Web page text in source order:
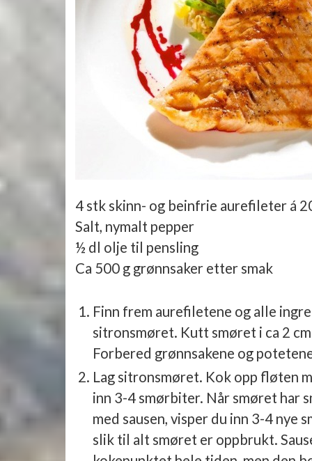
4 stk skinn- og beinfrie aurefileter á
Salt, nymalt pepper
½ dl olje til pensling
Ca 500 g grønnsaker etter smak
Finn frem aurefiletene og alle
sitronsmøret. Kutt smøret i ca 2
Forbered grønnsakene og
Lag sitronsmøret. Kok opp fløten
inn 3-4 smørbiter. Når smøret har
med sausen, visper du inn 3-4 nye
slik til alt smøret er oppbrukt.